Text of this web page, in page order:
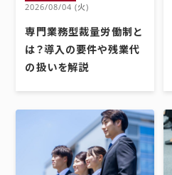
2026/08/04 (火)
専門業務型裁量労働制と
は？導入の要件や残業代
の扱いを解説